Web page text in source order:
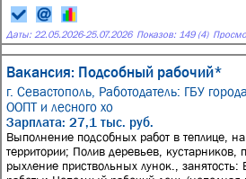
Даты: 22.05.2026-25.07.2026 Показов: 149 (4)
Вакансия: Подсобный рабочий*
г. Севастополь, Работодатель: ГБУ
ООПТ и лесного хо
Зарплата: 27,1 тыс. руб.
Выполнение подсобных работ в теплице,
территории; Полив деревьев, кустарников,
рыхление приствольных лунок.,